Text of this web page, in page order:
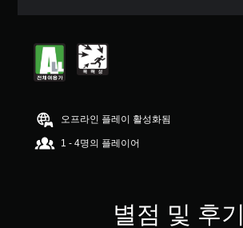
오프라인 플레이 활성화됨
1 - 4명의 플레이어
별점 및 후기